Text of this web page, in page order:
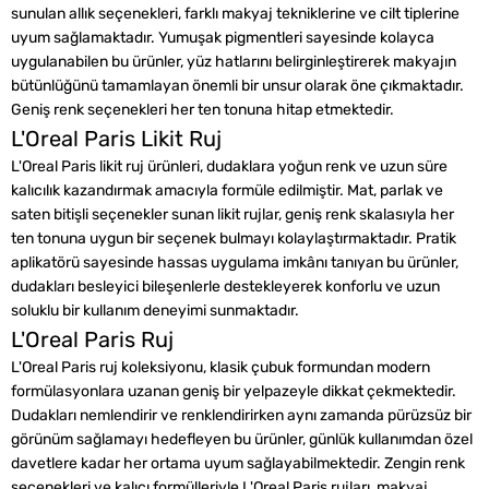
sunulan allık seçenekleri, farklı makyaj tekniklerine ve cilt tiplerine
uyum sağlamaktadır. Yumuşak pigmentleri sayesinde kolayca
uygulanabilen bu ürünler, yüz hatlarını belirginleştirerek makyajın
bütünlüğünü tamamlayan önemli bir unsur olarak öne çıkmaktadır.
Geniş renk seçenekleri her ten tonuna hitap etmektedir.
L'Oreal Paris Likit Ruj
L'Oreal Paris likit ruj ürünleri, dudaklara yoğun renk ve uzun süre
kalıcılık kazandırmak amacıyla formüle edilmiştir. Mat, parlak ve
saten bitişli seçenekler sunan likit rujlar, geniş renk skalasıyla her
ten tonuna uygun bir seçenek bulmayı kolaylaştırmaktadır. Pratik
aplikatörü sayesinde hassas uygulama imkânı tanıyan bu ürünler,
dudakları besleyici bileşenlerle destekleyerek konforlu ve uzun
soluklu bir kullanım deneyimi sunmaktadır.
L'Oreal Paris Ruj
L'Oreal Paris ruj koleksiyonu, klasik çubuk formundan modern
formülasyonlara uzanan geniş bir yelpazeyle dikkat çekmektedir.
Dudakları nemlendirir ve renklendirirken aynı zamanda pürüzsüz bir
görünüm sağlamayı hedefleyen bu ürünler, günlük kullanımdan özel
davetlere kadar her ortama uyum sağlayabilmektedir. Zengin renk